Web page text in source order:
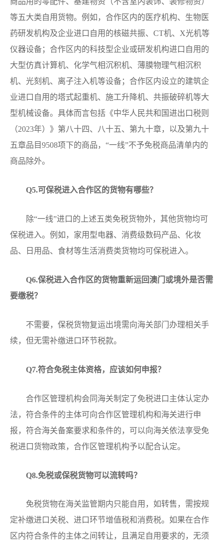
等五大类自用货物。例如，合作区内的医疗机构、生物医
药研发机构及企业进口自用的核磁共振、CT机、X光机等
仪器设备；合作区内的科技型企业或研发机构进口自用的
大型仿真计算机、化学气相沉积机、薄膜物理气相沉积
机、光刻机、离子注入机等设备；合作区内设立的建筑企
业进口自用的塔式起重机、施工升降机、共振破碎机等大
型机械设备。具体而言包括《中华人民共和国进出口税则
（2023年）》第八十四、八十五、第九十章，以及第九十
五章品目9508项下的商品，“一线”不予免税商品清单内的
商品除外。
Q5.可保税进入合作区的货物有哪些？
除“一线”进口的上述五类免税货物外，其他货物均可
保税进入。例如，家用型电器、消费级数码产品、化妆
品、日用品、食材等生活消费类货物均可保税进入。
Q6.保税进入合作区的货物重新运回澳门或境外是否需
要缴税？
不需要，保税货物复运出境需向海关部门办理相关手
续，但无需补缴进口环节税款。
Q7.符合免税主体资格，应该如何申报？
合作区管理机构会同海关制定了免税进口主体认定办
法，符合条件的主体可向合作区管理机构和海关进行申
报，符合海关备案要求和条件的，可以向海关依法享受免
税进口货物政策，合作区管理机构予以配合认定。
Q8.免税或保税货物可以流转吗？
免税货物在海关监管期内只能自用，如转售，需按规
定补缴进口关税、进口环节增值税和消费税。如果在合作
区内符合条件的主体之间转让，且满足自用要求的，无须